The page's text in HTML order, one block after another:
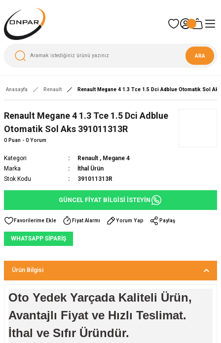
ARA
Anasayfa Renault Renault Megane 4 1.3 Tce 1.5 Dci Adblue Otomatik Sol
Renault Megane 4 1.3 Tce 1.5 Dci Adblue
Otomatik Sol Aks 391011313R
0 Puan - 0 Yorum
Kategori Renault , Megane 4
Marka
İthal Ürün
Stok Kodu
391011313R
GÜNCEL FİYAT BİLGİSİ İSTEYİN
Fiyat Alarmı Yorum Yap Paylaş
WHATSAPP SİPARİŞ
Ürün Bilgisi
Oto Yedek Yarçada Kaliteli Ürün,
Avantajlı Fiyat ve Hızlı Teslimat.
İthal ve Sıfır Üründür.